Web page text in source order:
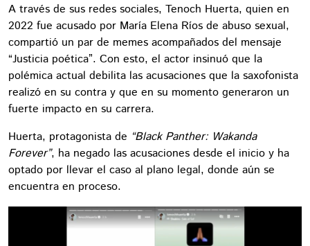
A través de sus redes sociales, Tenoch Huerta, quien en
2022 fue acusado por María Elena Ríos de abuso sexual,
compartió un par de memes acompañados del mensaje
“Justicia poética”. Con esto, el actor insinuó que la
polémica actual debilita las acusaciones que la saxofonista
realizó en su contra y que en su momento generaron un
fuerte impacto en su carrera.
Huerta, protagonista de “Black Panther: Wakanda
Forever”, ha negado las acusaciones desde el inicio y ha
optado por llevar el caso al plano legal, donde aún se
encuentra en proceso.